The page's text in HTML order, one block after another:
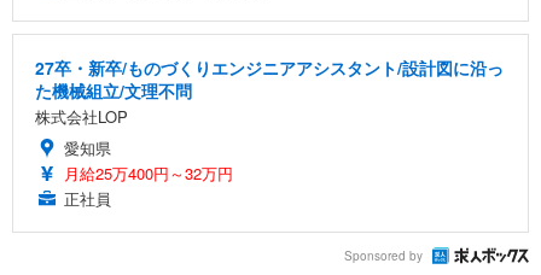
27卒・新卒/ものづくりエンジニアアシスタント/設計図に沿っ
た機械組立/文理不問
株式会社LOP
愛知県
月給25万400円～32万円
正社員
Sponsored by